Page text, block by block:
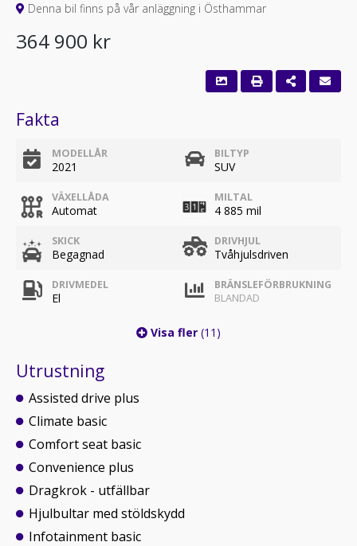
Denna bil finns på vår anläggning i Östhammar
364 900 kr
Fakta
MODELLÅR
2021
BILTYP
SUV
VÄXELLÅDA
Automat
MILTAL
4 885 mil
SKICK
Begagnad
DRIVHJUL
Tvåhjulsdriven
DRIVMEDEL
El
BRÄNSLEFÖRBRUKNING
BLANDAD
Visa fler (11)
Utrustning
Assisted drive plus
Climate basic
Comfort seat basic
Convenience plus
Dragkrok - utfällbar
Hjulbultar med stöldskydd
Infotainment basic